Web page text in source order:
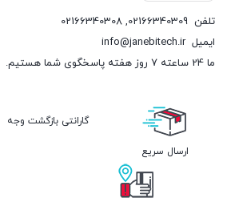
تلفن 02166340309
,
02166340308
ایمیلinfo@janebitech.ir
ما 24 ساعته 7 روز هفته پاسخگوی شما هستیم.
ارسال سریع
گارانتی بازگشت وجه